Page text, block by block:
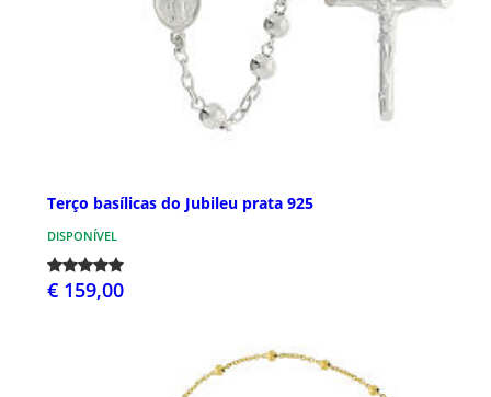
Terço basílicas do Jubileu prata 925
DISPONÍVEL
€ 159,00